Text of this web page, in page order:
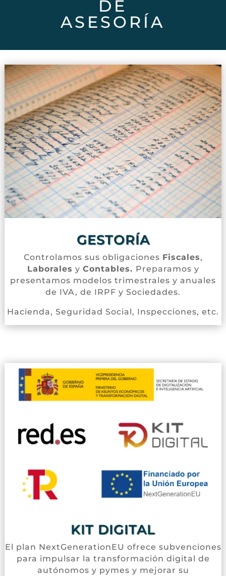
DE
ASESORÍA
GESTORÍA
Controlamos sus obligaciones Fiscales,
Laborales y Contables. Preparamos y
presentamos modelos trimestrales y anuales
de IVA, de IRPF y Sociedades.
Hacienda, Seguridad Social, Inspecciones, etc.
KIT DIGITAL
El plan NextGenerationEU ofrece subvenciones
para impulsar la transformación digital de
autónomos y pymes y mejorar su